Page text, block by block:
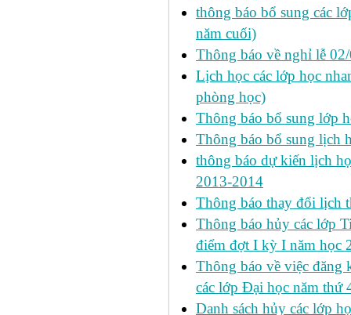
thông báo bổ sung các
năm cuối)
Thông báo về nghỉ lễ
Lịch học các lớp học
phòng học)
Thông báo bổ sung lớp
Thông báo bổ sung
thông báo dự kiến lịch
2013-2014
Thông báo thay đổi lịch
Thông báo hủy các lớp
điểm đợt I kỳ I năm học
Thông báo về việc đăng
các lớp Đại học năm thứ
Danh sách hủy các lớp